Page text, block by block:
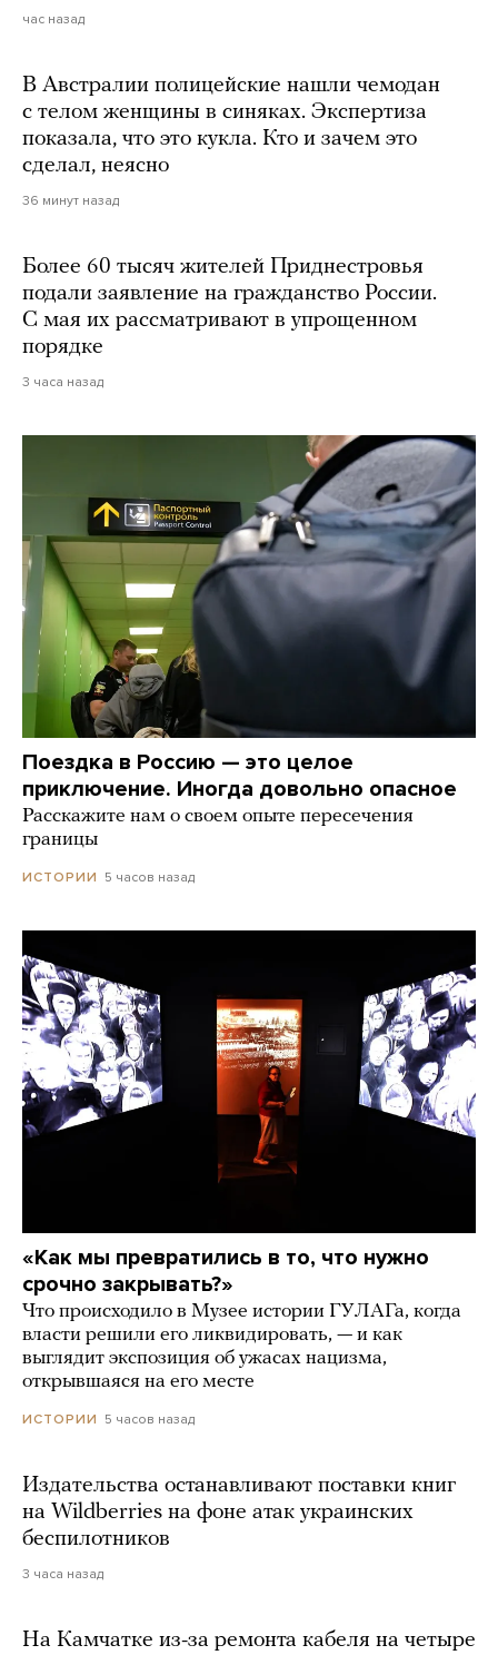
час назад
В Австралии полицейские нашли чемодан
с телом женщины в синяках. Экспертиза
показала, что это кукла. Кто и зачем это
сделал, неясно
36 минут назад
Более 60 тысяч жителей Приднестровья
подали заявление на гражданство России.
С мая их рассматривают в упрощенном
порядке
3 часа назад
Поездка в Россию — это целое
приключение. Иногда довольно опасное
Расскажите нам о своем опыте пересечения
границы
ИСТОРИИ 5 часов назад
«Как мы превратились в то, что нужно
срочно закрывать?»
Что происходило в Музее истории ГУЛАГа, когда
власти решили его ликвидировать, — и как
выглядит экспозиция об ужасах нацизма,
открывшаяся на его месте
ИСТОРИИ 5 часов назад
Издательства останавливают поставки книг
на Wildberries на фоне атак украинских
беспилотников
3 часа назад
На Камчатке из-за ремонта кабеля на четыре